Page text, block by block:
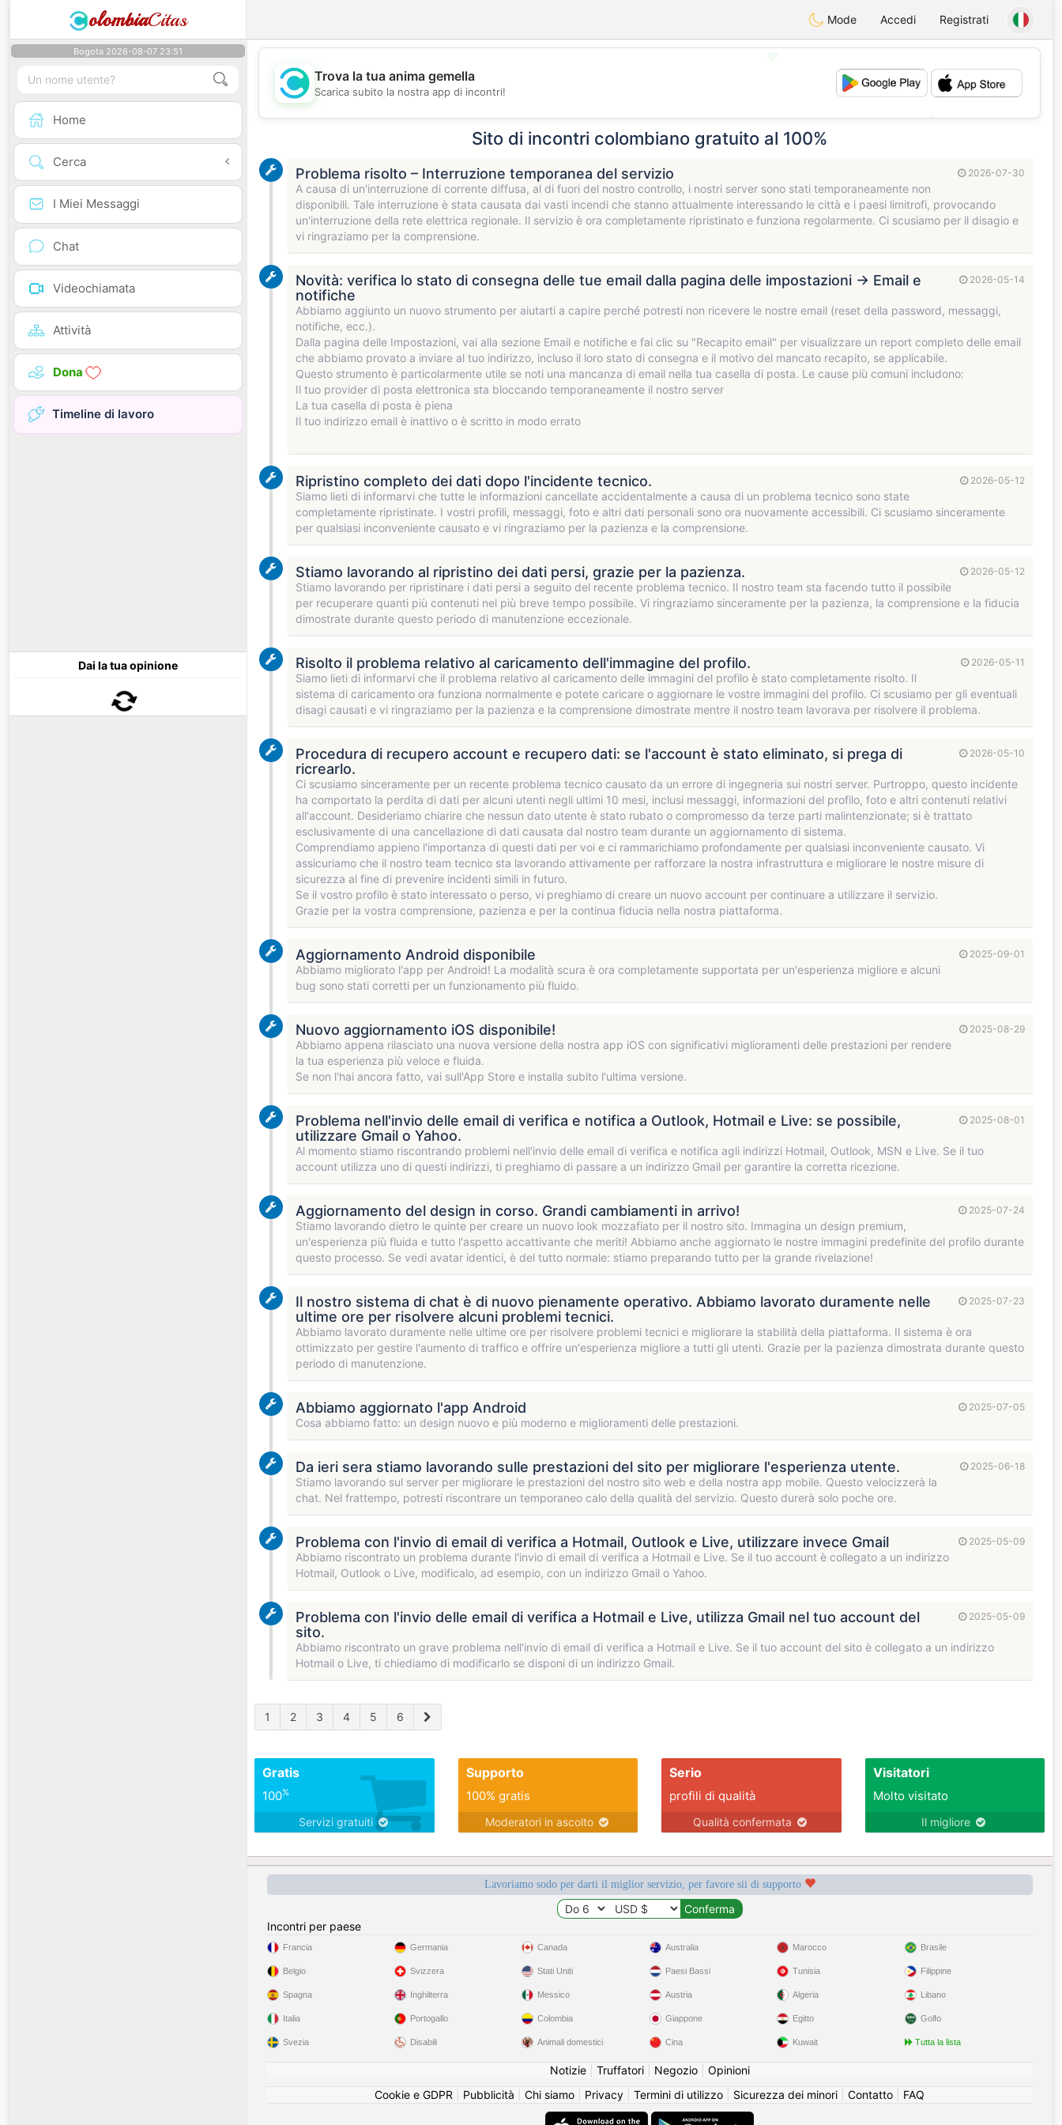
olombiaCitas Mode Accedi Registrati
Bogota 2026-08-07 23:51
Home
Cerca
I Miei Messaggi
Chat
Videochiamata
Attività
Dona
Timeline di lavoro
Dai la tua opinione
💖
💕
Trova la tua anima gemella
Scarica subito la nostra app di incontri!
Sito di incontri colombiano gratuito al 100%
2026-07-30
Problema risolto – Interruzione temporanea del servizio
A causa di un'interruzione di corrente diffusa, al di fuori del nostro controllo, i nostri server sono stati temporaneamente non
disponibili. Tale interruzione è stata causata dai vasti incendi che stanno attualmente interessando le città e i paesi limitrofi, provocando
un'interruzione della rete elettrica regionale. Il servizio è ora completamente ripristinato e funziona regolarmente. Ci scusiamo per il disagio e
vi ringraziamo per la comprensione.
2026-05-14
Novità: verifica lo stato di consegna delle tue email dalla pagina delle impostazioni → Email e
notifiche
Abbiamo aggiunto un nuovo strumento per aiutarti a capire perché potresti non ricevere le nostre email (reset della password, messaggi,
notifiche, ecc.).
Dalla pagina delle Impostazioni, vai alla sezione Email e notifiche e fai clic su "Recapito email" per visualizzare un report completo delle email
che abbiamo provato a inviare al tuo indirizzo, incluso il loro stato di consegna e il motivo del mancato recapito, se applicabile.
Questo strumento è particolarmente utile se noti una mancanza di email nella tua casella di posta. Le cause più comuni includono:
Il tuo provider di posta elettronica sta bloccando temporaneamente il nostro server
La tua casella di posta è piena
Il tuo indirizzo email è inattivo o è scritto in modo errato
2026-05-12
Ripristino completo dei dati dopo l'incidente tecnico.
Siamo lieti di informarvi che tutte le informazioni cancellate accidentalmente a causa di un problema tecnico sono state
completamente ripristinate. I vostri profili, messaggi, foto e altri dati personali sono ora nuovamente accessibili. Ci scusiamo sinceramente
per qualsiasi inconveniente causato e vi ringraziamo per la pazienza e la comprensione.
2026-05-12
Stiamo lavorando al ripristino dei dati persi, grazie per la pazienza.
Stiamo lavorando per ripristinare i dati persi a seguito del recente problema tecnico. Il nostro team sta facendo tutto il possibile
per recuperare quanti più contenuti nel più breve tempo possibile. Vi ringraziamo sinceramente per la pazienza, la comprensione e la fiducia
dimostrate durante questo periodo di manutenzione eccezionale.
2026-05-11
Risolto il problema relativo al caricamento dell'immagine del profilo.
Siamo lieti di informarvi che il problema relativo al caricamento delle immagini del profilo è stato completamente risolto. Il
sistema di caricamento ora funziona normalmente e potete caricare o aggiornare le vostre immagini del profilo. Ci scusiamo per gli eventuali
disagi causati e vi ringraziamo per la pazienza e la comprensione dimostrate mentre il nostro team lavorava per risolvere il problema.
2026-05-10
Procedura di recupero account e recupero dati: se l'account è stato eliminato, si prega di
ricrearlo.
Ci scusiamo sinceramente per un recente problema tecnico causato da un errore di ingegneria sui nostri server. Purtroppo, questo incidente
ha comportato la perdita di dati per alcuni utenti negli ultimi 10 mesi, inclusi messaggi, informazioni del profilo, foto e altri contenuti relativi
all'account. Desideriamo chiarire che nessun dato utente è stato rubato o compromesso da terze parti malintenzionate; si è trattato
esclusivamente di una cancellazione di dati causata dal nostro team durante un aggiornamento di sistema.
Comprendiamo appieno l'importanza di questi dati per voi e ci rammarichiamo profondamente per qualsiasi inconveniente causato. Vi
assicuriamo che il nostro team tecnico sta lavorando attivamente per rafforzare la nostra infrastruttura e migliorare le nostre misure di
sicurezza al fine di prevenire incidenti simili in futuro.
Se il vostro profilo è stato interessato o perso, vi preghiamo di creare un nuovo account per continuare a utilizzare il servizio.
Grazie per la vostra comprensione, pazienza e per la continua fiducia nella nostra piattaforma.
2025-09-01
Aggiornamento Android disponibile
Abbiamo migliorato l'app per Android! La modalità scura è ora completamente supportata per un'esperienza migliore e alcuni
bug sono stati corretti per un funzionamento più fluido.
2025-08-29
Nuovo aggiornamento iOS disponibile!
Abbiamo appena rilasciato una nuova versione della nostra app iOS con significativi miglioramenti delle prestazioni per rendere
la tua esperienza più veloce e fluida.
Se non l'hai ancora fatto, vai sull'App Store e installa subito l'ultima versione.
2025-08-01
Problema nell'invio delle email di verifica e notifica a Outlook, Hotmail e Live: se possibile,
utilizzare Gmail o Yahoo.
Al momento stiamo riscontrando problemi nell'invio delle email di verifica e notifica agli indirizzi Hotmail, Outlook, MSN e Live. Se il tuo
account utilizza uno di questi indirizzi, ti preghiamo di passare a un indirizzo Gmail per garantire la corretta ricezione.
2025-07-24
Aggiornamento del design in corso. Grandi cambiamenti in arrivo!
Stiamo lavorando dietro le quinte per creare un nuovo look mozzafiato per il nostro sito. Immagina un design premium,
un'esperienza più fluida e tutto l'aspetto accattivante che meriti! Abbiamo anche aggiornato le nostre immagini predefinite del profilo durante
questo processo. Se vedi avatar identici, è del tutto normale: stiamo preparando tutto per la grande rivelazione!
2025-07-23
Il nostro sistema di chat è di nuovo pienamente operativo. Abbiamo lavorato duramente nelle
ultime ore per risolvere alcuni problemi tecnici.
Abbiamo lavorato duramente nelle ultime ore per risolvere problemi tecnici e migliorare la stabilità della piattaforma. Il sistema è ora
ottimizzato per gestire l'aumento di traffico e offrire un'esperienza migliore a tutti gli utenti. Grazie per la pazienza dimostrata durante questo
periodo di manutenzione.
2025-07-05
Abbiamo aggiornato l'app Android
Cosa abbiamo fatto: un design nuovo e più moderno e miglioramenti delle prestazioni.
2025-06-18
Da ieri sera stiamo lavorando sulle prestazioni del sito per migliorare l'esperienza utente.
Stiamo lavorando sul server per migliorare le prestazioni del nostro sito web e della nostra app mobile. Questo velocizzerà la
chat. Nel frattempo, potresti riscontrare un temporaneo calo della qualità del servizio. Questo durerà solo poche ore.
2025-05-09
Problema con l'invio di email di verifica a Hotmail, Outlook e Live, utilizzare invece Gmail
Abbiamo riscontrato un problema durante l'invio di email di verifica a Hotmail e Live. Se il tuo account è collegato a un indirizzo
Hotmail, Outlook o Live, modificalo, ad esempio, con un indirizzo Gmail o Yahoo.
2025-05-09
Problema con l'invio delle email di verifica a Hotmail e Live, utilizza Gmail nel tuo account del
sito.
Abbiamo riscontrato un grave problema nell'invio di email di verifica a Hotmail e Live. Se il tuo account del sito è collegato a un indirizzo
Hotmail o Live, ti chiediamo di modificarlo se disponi di un indirizzo Gmail.
1 2 3 4 5 6
Gratis
100%
Servizi gratuiti
Supporto
100% gratis
Moderatori in ascolto
Serio
profili di qualità
Qualità confermata
Visitatori
Molto visitato
Il migliore
Lavoriamo sodo per darti il miglior servizio, per favore sii di supporto
Incontri per paese
Francia
Belgio
Spagna
Italia
Svezia
Germania
Svizzera
Inghilterra
Portogallo
Disabili
Canada
Stati Uniti
Messico
Colombia
Animali domestici
Australia
Paesi Bassi
Austria
Giappone
Cina
Marocco
Tunisia
Algeria
Egitto
Kuwait
Brasile
Filippine
Libano
Golfo
Tutta la lista
Notizie| Truffatori| Negozio| Opinioni
Cookie e GDPR
Pubblicità Chi siamo Privacy Termini di utilizzo Sicurezza dei minori Contatto FAQ